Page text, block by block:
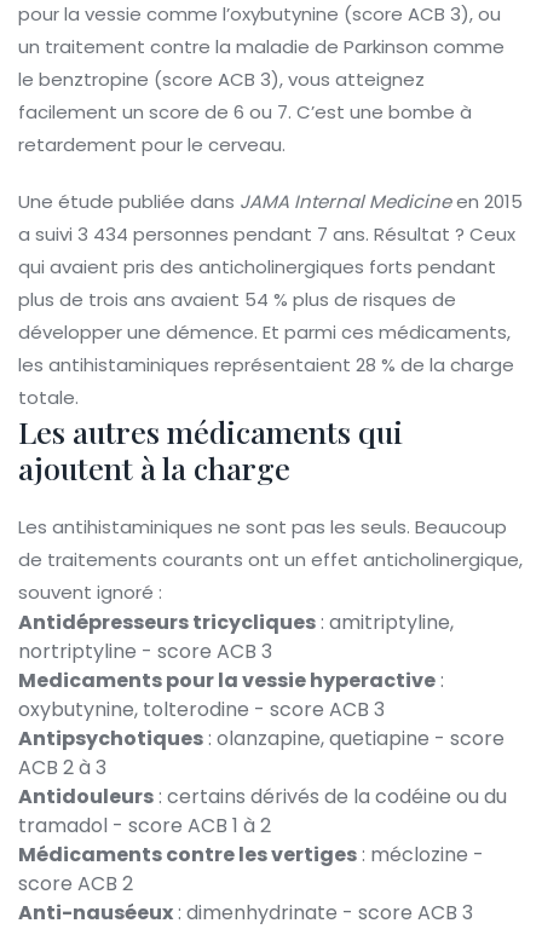
pour la vessie comme l’oxybutynine (score ACB 3), ou
un traitement contre la maladie de Parkinson comme
le benztropine (score ACB 3), vous atteignez
facilement un score de 6 ou 7. C’est une bombe à
retardement pour le cerveau.
Une étude publiée dans JAMA Internal Medicineen 2015
a suivi 3 434 personnes pendant 7 ans. Résultat ? Ceux
qui avaient pris des anticholinergiques forts pendant
plus de trois ans avaient 54 % plus de risques de
développer une démence. Et parmi ces médicaments,
les antihistaminiques représentaient 28 % de la charge
totale.
Les autres médicaments qui
ajoutent à la charge
Les antihistaminiques ne sont pas les seuls. Beaucoup
de traitements courants ont un effet anticholinergique,
souvent ignoré :
Antidépresseurs tricycliques: amitriptyline,
nortriptyline - score ACB 3
Medicaments pour la vessie hyperactive:
oxybutynine, tolterodine - score ACB 3
Antipsychotiques: olanzapine, quetiapine - score
ACB 2 à 3
Antidouleurs: certains dérivés de la codéine ou du
tramadol - score ACB 1 à 2
Médicaments contre les vertiges: méclozine -
score ACB 2
Anti-nauséeux: dimenhydrinate - score ACB 3